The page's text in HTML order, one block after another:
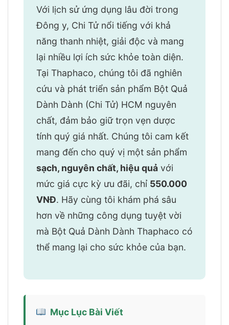
Với lịch sử ứng dụng lâu đời trong
Đông y, Chi Tử nổi tiếng với khả
năng thanh nhiệt, giải độc và mang
lại nhiều lợi ích sức khỏe toàn diện.
Tại Thaphaco, chúng tôi đã nghiên
cứu và phát triển sản phẩm Bột Quả
Dành Dành (Chi Tử) HCM nguyên
chất, đảm bảo giữ trọn vẹn dược
tính quý giá nhất. Chúng tôi cam kết
mang đến cho quý vị một sản phẩm
sạch, nguyên chất, hiệu quả với
mức giá cực kỳ ưu đãi, chỉ 550.000
VNĐ. Hãy cùng tôi khám phá sâu
hơn về những công dụng tuyệt vời
mà Bột Quả Dành Dành Thaphaco có
thể mang lại cho sức khỏe của bạn.
Mục Lục Bài Viết